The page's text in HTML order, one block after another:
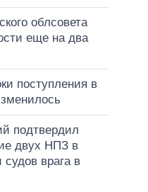
облсовета
еще на два
поступления в
подтвердил
двух НПЗ в
судов врага в